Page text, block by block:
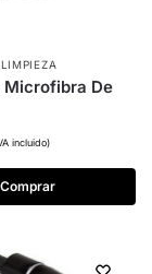
De
incluido)
Comprar